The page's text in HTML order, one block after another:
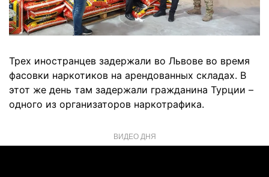
Трех иностранцев задержали во Львове во время
фасовки наркотиков на арендованных складах. В
этот же день там задержали гражданина Турции –
одного из организаторов наркотрафика.
ВИДЕО ДНЯ